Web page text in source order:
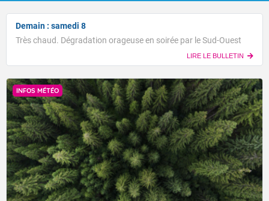
Demain : samedi 8
Très chaud. Dégradation orageuse en soirée par le Sud-Ouest
LIRE LE BULLETIN
INFOS MÉTÉO